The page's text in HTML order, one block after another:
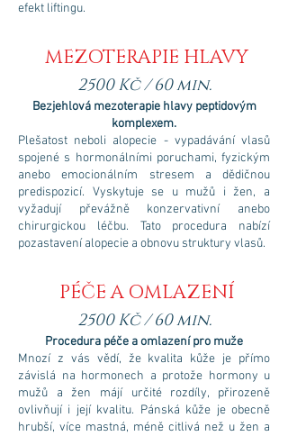
efekt liftingu.
MEZOTERAPIE HLAVY
2500 Kč / 60 min.
Bezjehlová mezoterapie hlavy peptidovým
komplexem.
Plešatost neboli alopecie - vypadávání vlasů
spojené s hormonálními poruchami, fyzickým
anebo emocionálním stresem a dědičnou
predispozicí. Vyskytuje se u mužů i žen, a
vyžadují převážně konzervativní anebo
chirurgickou léčbu. Tato procedura nabízí
pozastavení alopecie a obnovu struktury vlasů.
PÉČE A OMLAZENÍ
2500 Kč / 60 min.
Procedura péče a omlazení pro muže
Mnozí z vás vědí, že kvalita kůže je přímo
závislá na hormonech a protože hormony u
mužů a žen májí určité rozdíly, přirozeně
ovlivňují i její kvalitu. Pánská kůže je obecně
hrubší, více mastná, méně citlivá než u žen a